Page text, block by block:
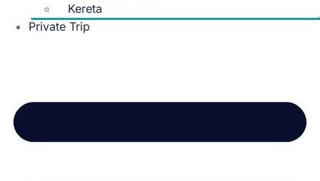
Kereta
Private Trip